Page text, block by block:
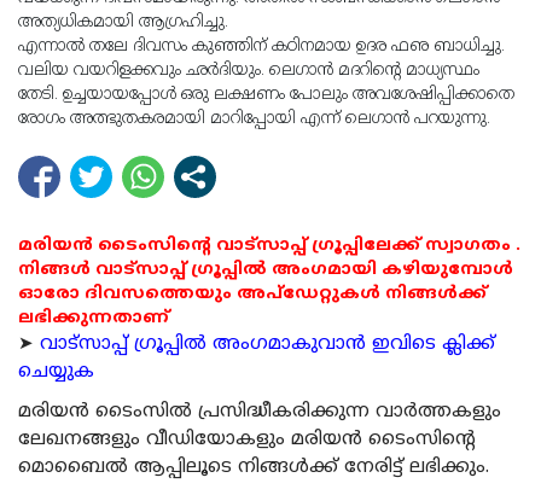
അത്യധികമായി ആഗ്രഹിച്ചു.
എന്നാല്‍ തലേ ദിവസം കുഞ്ഞിന് കഠിനമായ ഉദര ഫഌ ബാധിച്ചു.
വലിയ വയറിളക്കവും ഛര്‍ദിയും. ലെഗാന്‍ മദറിന്റെ മാധ്യസ്ഥം
തേടി. ഉച്ചയായപ്പോള്‍ ഒരു ലക്ഷണം പോലും അവശേഷിപ്പിക്കാതെ
രോഗം അത്ഭുതകരമായി മാറിപ്പോയി എന്ന് ലെഗാന്‍ പറയുന്നു.
മരിയൻ ടൈംസിന്റെ വാട്സാപ്പ് ഗ്രൂപ്പിലേക്ക് സ്വാഗതം .
നിങ്ങൾ വാട്സാപ്പ് ഗ്രൂപ്പിൽ അംഗമായി കഴിയുമ്പോൾ
ഓരോ ദിവസത്തെയും അപ്ഡേറ്റുകൾ നിങ്ങൾക്ക്
ലഭിക്കുന്നതാണ്
➤ വാട്സാപ്പ് ഗ്രൂപ്പിൽ അംഗമാകുവാൻ ഇവിടെ ക്ലിക്ക്
ചെയ്യുക
മരിയന്‍ ടൈംസില്‍ പ്രസിദ്ധീകരിക്കുന്ന വാര്‍ത്തകളും
ലേഖനങ്ങളും വീഡിയോകളും മരിയന്‍ ടൈംസിന്റെ
മൊബൈല്‍ ആപ്പിലൂടെ നിങ്ങള്‍ക്ക് നേരിട്ട് ലഭിക്കും.